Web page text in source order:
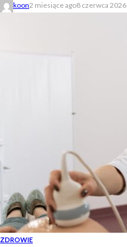
koon2 miesiące ago8 czerwca 2026
ZDROWIE